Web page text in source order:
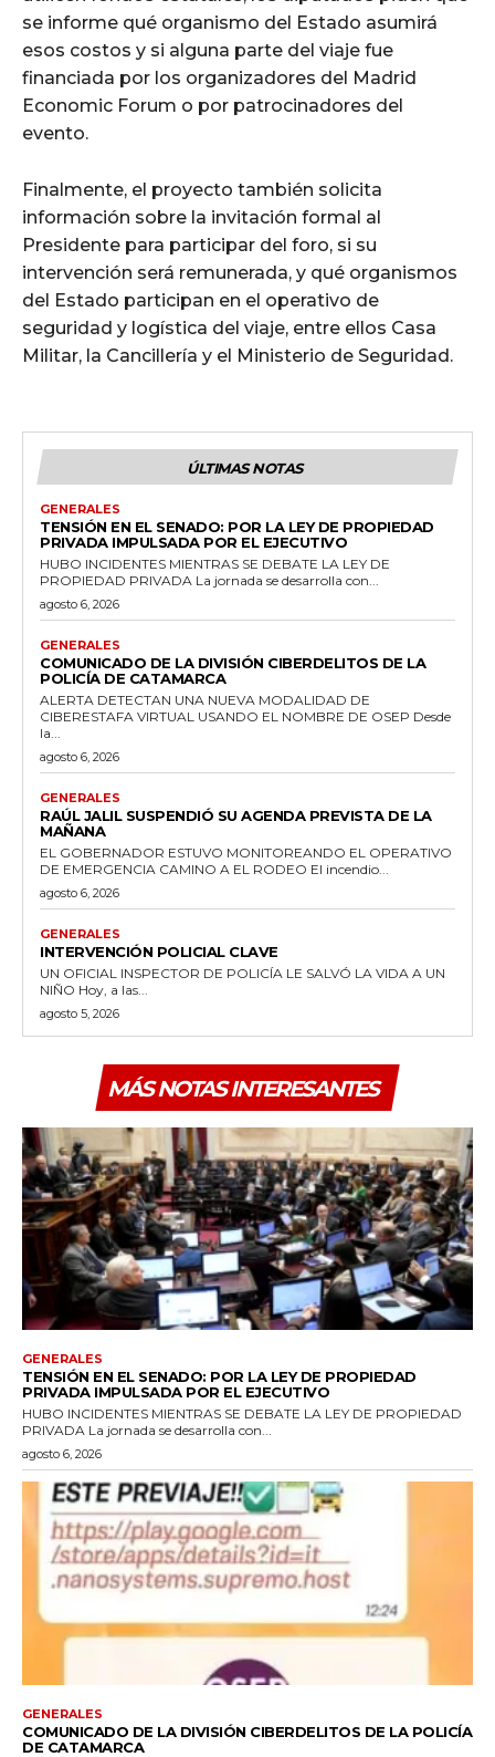
se informe qué organismo del Estado asumirá
esos costos y si alguna parte del viaje fue
financiada por los organizadores del Madrid
Economic Forum o por patrocinadores del
evento.
Finalmente, el proyecto también solicita
información sobre la invitación formal al
Presidente para participar del foro, si su
intervención será remunerada, y qué organismos
del Estado participan en el operativo de
seguridad y logística del viaje, entre ellos Casa
Militar, la Cancillería y el Ministerio de Seguridad.
ÚLTIMAS NOTAS
GENERALES
TENSIÓN EN EL SENADO: POR LA LEY DE PROPIEDAD
PRIVADA IMPULSADA POR EL EJECUTIVO
HUBO INCIDENTES MIENTRAS SE DEBATE LA LEY DE
PROPIEDAD PRIVADA La jornada se desarrolla con...
agosto 6, 2026
GENERALES
COMUNICADO DE LA DIVISIÓN CIBERDELITOS DE LA
POLICÍA DE CATAMARCA
ALERTA DETECTAN UNA NUEVA MODALIDAD DE
CIBERESTAFA VIRTUAL USANDO EL NOMBRE DE OSEP Desde
la...
agosto 6, 2026
GENERALES
RAÚL JALIL SUSPENDIÓ SU AGENDA PREVISTA DE LA
MAÑANA
EL GOBERNADOR ESTUVO MONITOREANDO EL OPERATIVO
DE EMERGENCIA CAMINO A EL RODEO El incendio...
agosto 6, 2026
GENERALES
INTERVENCIÓN POLICIAL CLAVE
UN OFICIAL INSPECTOR DE POLICÍA LE SALVÓ LA VIDA A UN
NIÑO Hoy, a las...
agosto 5, 2026
MÁS NOTAS INTERESANTES
GENERALES
TENSIÓN EN EL SENADO: POR LA LEY DE PROPIEDAD
PRIVADA IMPULSADA POR EL EJECUTIVO
HUBO INCIDENTES MIENTRAS SE DEBATE LA LEY DE PROPIEDAD
PRIVADA La jornada se desarrolla con...
agosto 6, 2026
GENERALES
COMUNICADO DE LA DIVISIÓN CIBERDELITOS DE LA POLICÍA
DE CATAMARCA